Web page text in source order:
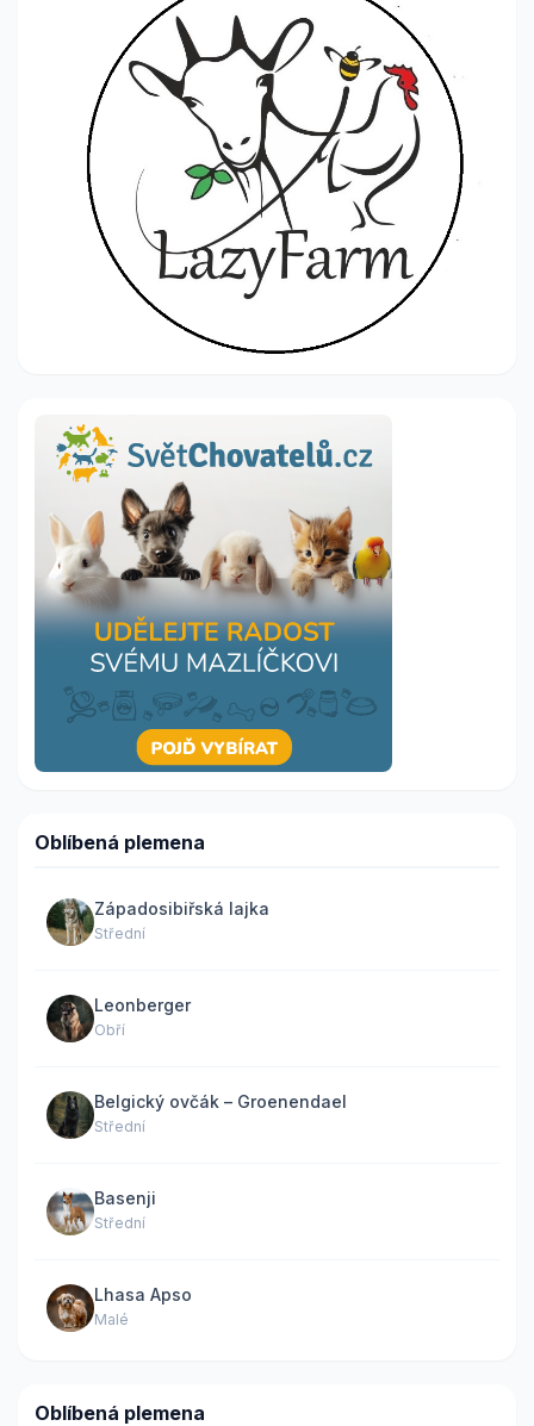
Oblíbená plemena
Západosibiřská lajka
Střední
Leonberger
Obří
Belgický ovčák – Groenendael
Střední
Basenji
Střední
Lhasa Apso
Malé
Oblíbená plemena